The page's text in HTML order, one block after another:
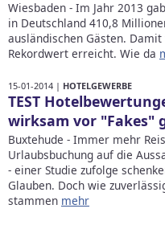
Wiesbaden - Im Jahr 2013
in Deutschland 410,8
ausländischen Gästen.
Rekordwert erreicht. Wie da
15-01-2014 | HOTELGEWERBE
TEST
wirksam vor "Fakes"
Buxtehude - Immer mehr
Urlaubsbuchung auf die
- einer Studie zufolge
Glauben. Doch wie
stammen mehr